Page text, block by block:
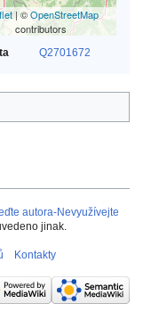
| ©OpenStreetMap
contributors
Q2701672
autora-Nevyužívejte
jinak.
Kontakty